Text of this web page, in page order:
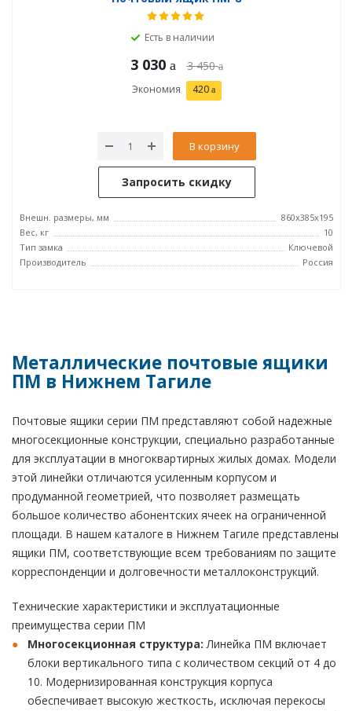
Есть в наличии
3 030 3 450
Экономия 420
В корзину
Запросить скидку
Внешн. размеры, мм
860х385х195
Вес, кг
10
Тип замка
Ключевой
Производитель
Россия
Металлические почтовые ящики
ПМ в Нижнем Тагиле
Почтовые ящики серии ПМ представляют собой надежные
многосекционные конструкции, специально разработанные
для эксплуатации в многоквартирных жилых домах. Модели
этой линейки отличаются усиленным корпусом и
продуманной геометрией, что позволяет размещать
большое количество абонентских ячеек на ограниченной
площади. В нашем каталоге в Нижнем Тагиле представлены
ящики ПМ, соответствующие всем требованиям по защите
корреспонденции и долговечности металлоконструкций.
Технические характеристики и эксплуатационные
преимущества серии ПМ
Многосекционная структура: Линейка ПМ включает
блоки вертикального типа с количеством секций от 4 до
10. Модернизированная конструкция корпуса
обеспечивает высокую жесткость, исключая перекосы